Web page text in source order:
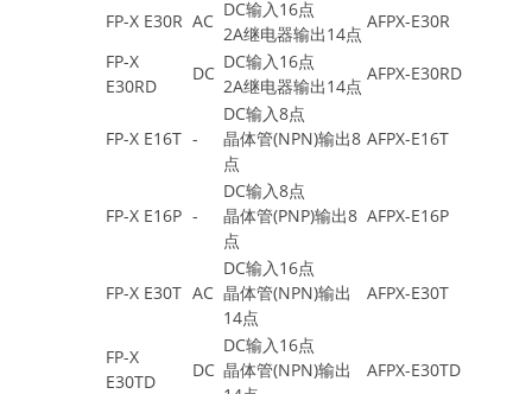
FP-X E30R AC
DC输入16点
2A继电器输出14点
AFPX-E30R
FP-X
E30RD
DC
DC输入16点
2A继电器输出14点
AFPX-E30RD
FP-X E16T -
DC输入8点
晶体管(NPN)输出8
点
AFPX-E16T
FP-X E16P -
DC输入8点
晶体管(PNP)输出8
点
AFPX-E16P
FP-X E30T AC
DC输入16点
晶体管(NPN)输出
14点
AFPX-E30T
FP-X
E30TD
DC
DC输入16点
晶体管(NPN)输出
AFPX-E30TD